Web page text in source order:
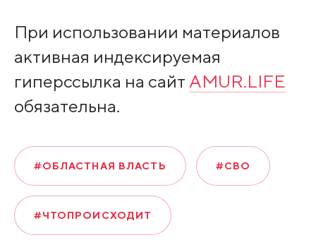
При использовании материалов
активная индексируемая
гиперссылка на сайт AMUR.LIFE
обязательна.
#ОБЛАСТНАЯ ВЛАСТЬ #СВО
#ЧТОПРОИСХОДИТ